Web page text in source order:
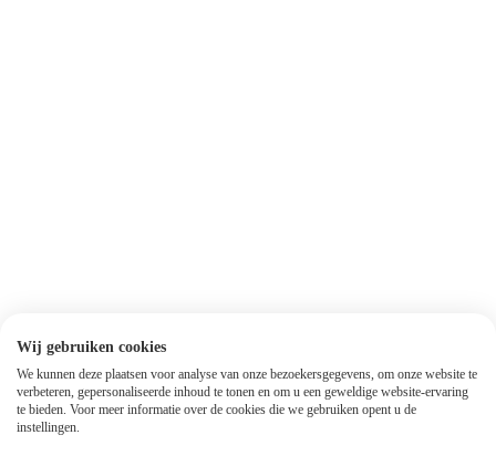
Wij gebruiken cookies
We kunnen deze plaatsen voor analyse van onze bezoekersgegevens, om onze website te
verbeteren, gepersonaliseerde inhoud te tonen en om u een geweldige website-ervaring
te bieden. Voor meer informatie over de cookies die we gebruiken opent u de
instellingen.